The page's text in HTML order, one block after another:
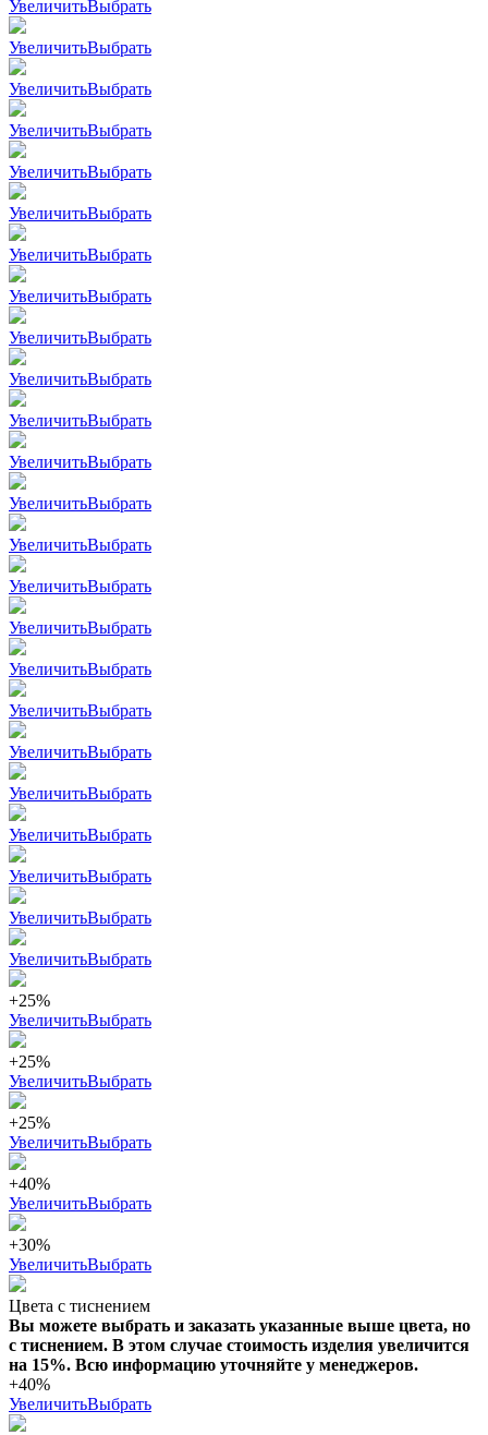
УвеличитьВыбрать
УвеличитьВыбрать
УвеличитьВыбрать
УвеличитьВыбрать
УвеличитьВыбрать
УвеличитьВыбрать
УвеличитьВыбрать
УвеличитьВыбрать
УвеличитьВыбрать
УвеличитьВыбрать
УвеличитьВыбрать
УвеличитьВыбрать
УвеличитьВыбрать
УвеличитьВыбрать
УвеличитьВыбрать
УвеличитьВыбрать
УвеличитьВыбрать
УвеличитьВыбрать
УвеличитьВыбрать
УвеличитьВыбрать
УвеличитьВыбрать
УвеличитьВыбрать
УвеличитьВыбрать
УвеличитьВыбрать
+25%
УвеличитьВыбрать
+25%
УвеличитьВыбрать
+25%
УвеличитьВыбрать
+40%
УвеличитьВыбрать
+30%
УвеличитьВыбрать
Цвета с тиснением
Вы можете выбрать и заказать указанные выше цвета, но
с тиснением. В этом случае стоимость изделия увеличится
на 15%. Всю информацию уточняйте у менеджеров.
+40%
УвеличитьВыбрать